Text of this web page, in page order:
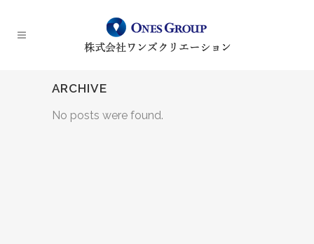
ARCHIVE
No posts were found.